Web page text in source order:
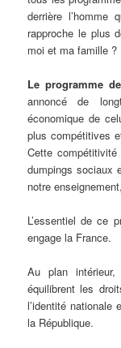
derrière
rapproche le plus
moi et ma famille ?
Le programme
annoncé de
économique de
plus compétitives
Cette
dumpings sociaux
notre
L’essentiel de ce
engage la France.
Au plan
équilibrent les
l’identité
la République.